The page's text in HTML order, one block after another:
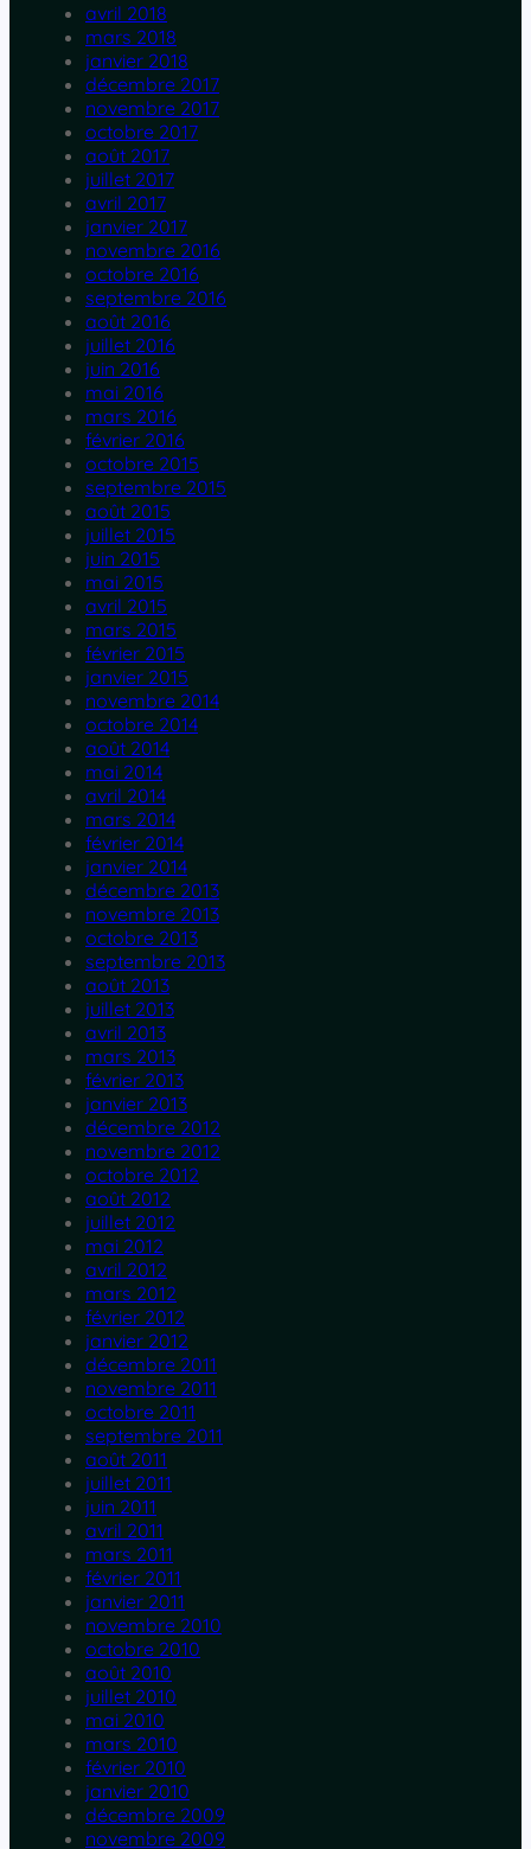
avril 2018
mars 2018
janvier 2018
décembre 2017
novembre 2017
octobre 2017
août 2017
juillet 2017
avril 2017
janvier 2017
novembre 2016
octobre 2016
septembre 2016
août 2016
juillet 2016
juin 2016
mai 2016
mars 2016
février 2016
octobre 2015
septembre 2015
août 2015
juillet 2015
juin 2015
mai 2015
avril 2015
mars 2015
février 2015
janvier 2015
novembre 2014
octobre 2014
août 2014
mai 2014
avril 2014
mars 2014
février 2014
janvier 2014
décembre 2013
novembre 2013
octobre 2013
septembre 2013
août 2013
juillet 2013
avril 2013
mars 2013
février 2013
janvier 2013
décembre 2012
novembre 2012
octobre 2012
août 2012
juillet 2012
mai 2012
avril 2012
mars 2012
février 2012
janvier 2012
décembre 2011
novembre 2011
octobre 2011
septembre 2011
août 2011
juillet 2011
juin 2011
avril 2011
mars 2011
février 2011
janvier 2011
novembre 2010
octobre 2010
août 2010
juillet 2010
mai 2010
mars 2010
février 2010
janvier 2010
décembre 2009
novembre 2009